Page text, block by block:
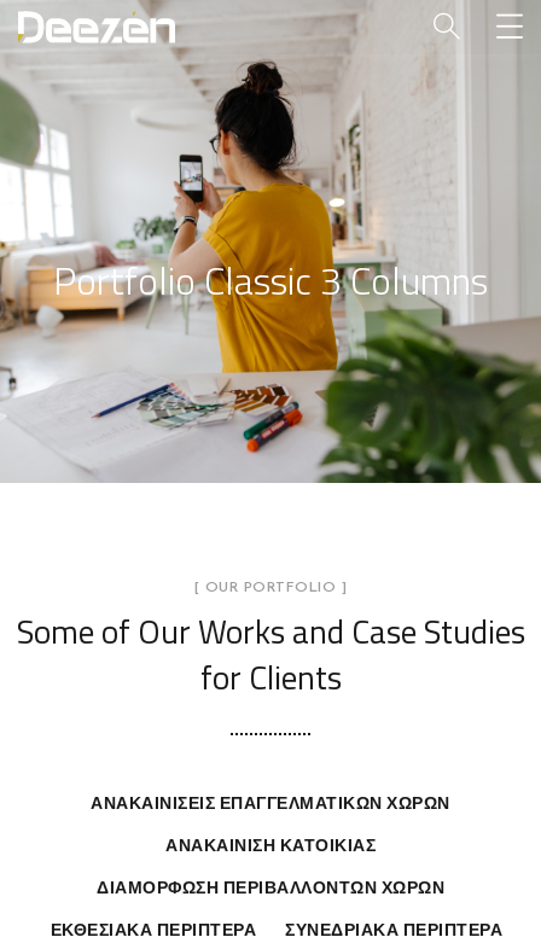
Portfolio Classic 3 Columns
[ OUR PORTFOLIO ]
Some of Our Worksand Case Studies
for Clients
ΑΝΑΚΑΙΝΊΣΕΙΣ ΕΠΑΓΓΕΛΜΑΤΙΚΏΝ ΧΏΡΩΝ
ΑΝΑΚΑΊΝΙΣΗ ΚΑΤΟΙΚΊΑΣ
ΔΙΑΜΌΡΦΩΣΗ ΠΕΡΙΒΑΛΛΌΝΤΩΝ ΧΏΡΩΝ
ΕΚΘΕΣΙΑΚΆ ΠΕΡΊΠΤΕΡΑ
ΣΥΝΕΔΡΙΑΚΆ ΠΕΡΊΠΤΕΡΑ